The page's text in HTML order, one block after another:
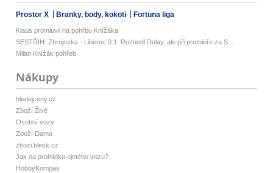
Prostor X Branky, body, kokoti Fortuna liga
Klaus promluvil na pohřbu Knížáka
SESTŘIH: Zbrojovka - Liberec 0:1. Rozhodl Dulay, ale při premiéře za S...
Milan Knížák pohřeb
Nákupy
hledejceny.cz
Zboží Živě
Osobní vozy
Zboží Dáma
zbozi.blesk.cz
Jak na prohlídku ojetého vozu?
HobbyKompas